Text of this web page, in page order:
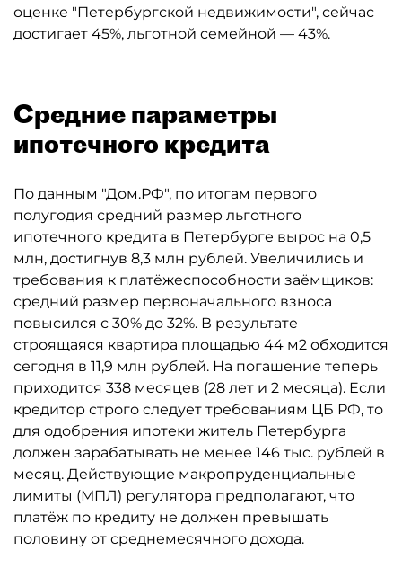
оценке "Петербургской недвижимости", сейчас
достигает 45%, льготной семейной — 43%.
Средние параметры
ипотечного кредита
По данным "Дом.РФ", по итогам первого
полугодия средний размер льготного
ипотечного кредита в Петербурге вырос на 0,5
млн, достигнув 8,3 млн рублей. Увеличились и
требования к платёжеспособности заёмщиков:
средний размер первоначального взноса
повысился с 30% до 32%. В результате
строящаяся квартира площадью 44 м2 обходится
сегодня в 11,9 млн рублей. На погашение теперь
приходится 338 месяцев (28 лет и 2 месяца). Если
кредитор строго следует требованиям ЦБ РФ, то
для одобрения ипотеки житель Петербурга
должен зарабатывать не менее 146 тыс. рублей в
месяц. Действующие макропруденциальные
лимиты (МПЛ) регулятора предполагают, что
платёж по кредиту не должен превышать
половину от среднемесячного дохода.